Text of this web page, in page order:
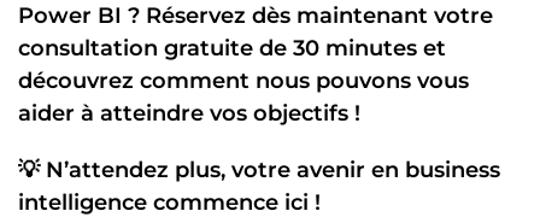
Power BI ? Réservez dès maintenant votre
consultation gratuite de 30 minutes et
découvrez comment nous pouvons vous
aider à atteindre vos objectifs !
💡 N’attendez plus, votre avenir en business
intelligence commence ici !